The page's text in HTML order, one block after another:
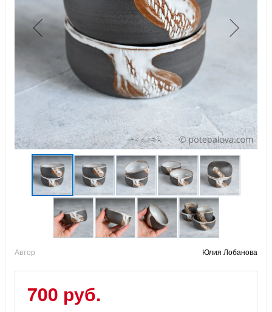
Автор Юлия Лобанова
700 руб.